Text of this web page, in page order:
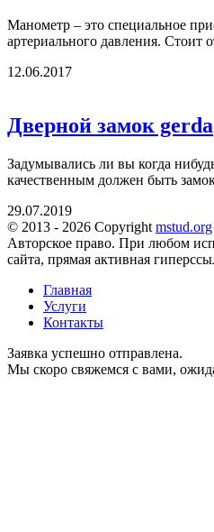
Манометр – это специальное
артериального давления. Стоит
12.06.2017
Дверной замок gerda
Задумывались ли вы когда
качественным должен быть
29.07.2019
© 2013 - 2026 Copyright mstud.org
Авторское право. При любом
сайта, прямая активная
Главная
Услуги
Контакты
Заявка успешно отправлена.
Мы скоро свяжемся с вами,